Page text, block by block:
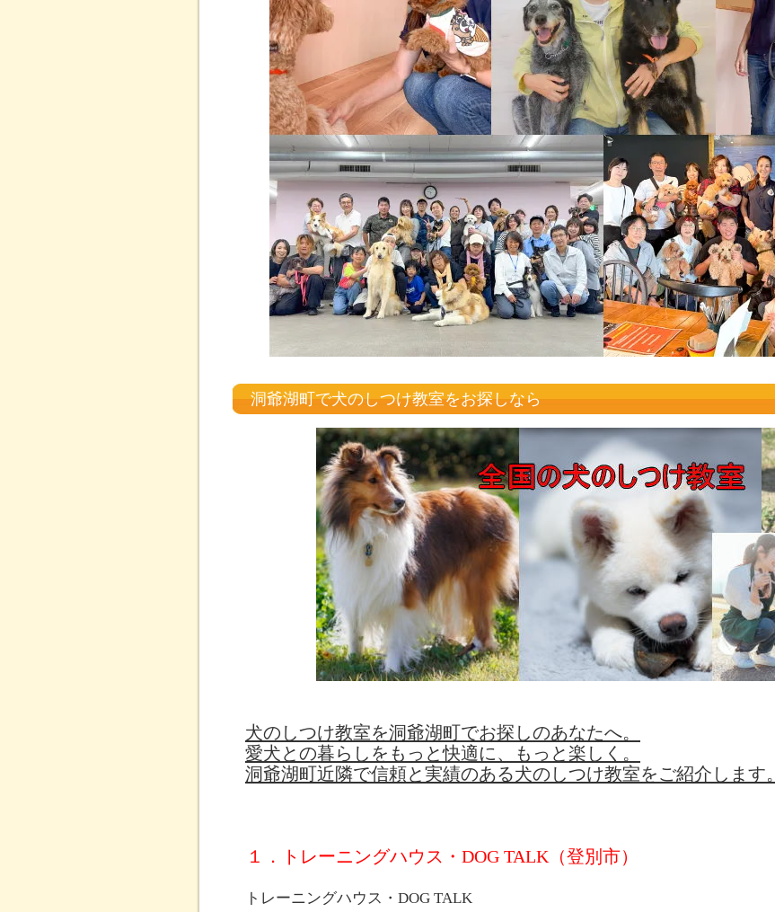
洞爺湖町で犬のしつけ教室をお探しなら
犬のしつけ教室を洞爺湖町でお探しのあなたへ。
愛犬との暮らしをもっと快適に、もっと楽しく。
洞爺湖町近隣で信頼と実績のある犬のしつけ教室をご紹介します。
１．トレーニングハウス・DOG TALK（登別市）
トレーニングハウス・DOG TALK